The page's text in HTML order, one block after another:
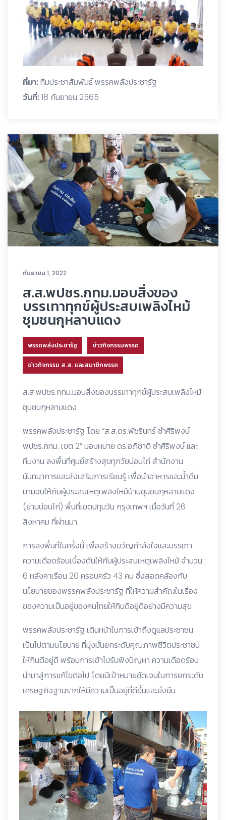
ที่มา:ทีมประชาสัมพันธ์ พรรคพลังประชารัฐ
วันที่:18 กันยายน 2565
กันยายน 1, 2022
ส.ส.พปชร.กทม.มอบสิ่งของ
บรรเทาทุกข์ผู้ประสบเพลิงไหม้
ชุมชนกุหลาบแดง
พรรคพลังประชารัฐ ข่าวกิจกรรมพรรค
ข่าวกิจกรรม ส.ส. และสมาชิกพรรค
ส.ส.พปชร.กทม.มอบสิ่งของบรรเทาทุกข์ผู้ประสบเพลิงไหม้
ชุมชนกุหลาบแดง
พรรคพลังประชารัฐ โดย “ส.ส.ดร.พัชรินทร์ ซำศิริพงษ์
พปชร.กทม. เขต 2” มอบหมาย ดร.อภิชาติ ซำศิริพงษ์ และ
ทีมงาน ลงพื้นที่ศูนย์สร้างสุขทุกวัยบ่อนไก่ สำนักงาน
นันทนาการและส่งเสริมการเรียนรู้ เพื่อนำอาหารและน้ำดื่ม
มามอบให้กับผู้ประสบเหตุเพลิงไหม้บ้านชุมชนกุหลาบแดง
(ย่านบ่อนไก่) พื้นที่เขตปทุมวัน กรุงเทพฯ เมื่อวันที่ 26
สิงหาคม ที่ผ่านมา
การลงพื้นที่ในครั้งนี้ เพื่อสร้างขวัญกำลังใจและบรรเทา
ความเดือดร้อนเบื้องต้นให้กับผู้ประสบเหตุเพลิงไหม้ จำนวน
6 หลังคาเรือน 20 ครอบครัว 43 คน ซึ่งสอดคล้องกับ
นโยบายของพรรคพลังประชารัฐ ที่ให้ความสำคัญในเรื่อง
ของความเป็นอยู่ของคนไทยให้กินดีอยู่ดีอย่างมีความสุข
พรรคพลังประชารัฐ เดินหน้าในการเข้าถึงดูแลประชาชน
เป็นไปตามนโยบาย ที่มุ่งมั่นยกระดับคุณภาพชีวิตประชาชน
ให้กินดีอยู่ดี พร้อมการเข้าไปรับฟังปัญหา ความเดือดร้อน
นำมาสู่การแก้ไขต่อไป โดยมีเป้าหมายชัดเจนในการยกระดับ
เศรษฐกิจฐานรากให้มีความเป็นอยู่ที่ดีขึ้นและยั่งยืน